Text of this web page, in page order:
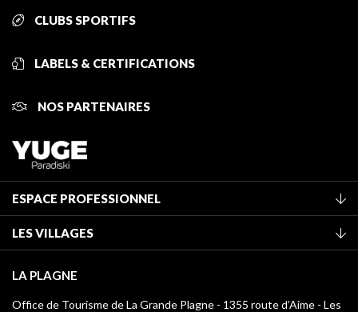
CLUBS SPORTIFS
LABELS & CERTIFICATIONS
NOS PARTENAIRES
ESPACE PROFESSIONNEL
Classement des meublés
Taxe de séjour
Médiathèque
LES VILLAGES
Montchavin - Les Coches
Champagny-en-Vanoise
LA PLAGNE
Office de Tourisme de La Grande Plagne - 1355 route d’Aime - Les